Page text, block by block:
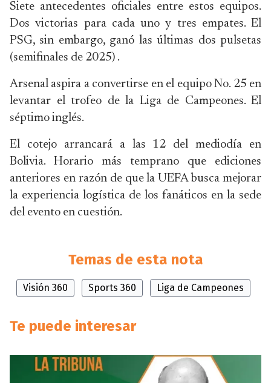
Siete antecedentes oficiales entre estos equipos.
Dos victorias para cada uno y tres empates. El
PSG, sin embargo, ganó las últimas dos pulsetas
(semifinales de 2025) .
Arsenal aspira a convertirse en el equipo No. 25 en
levantar el trofeo de la Liga de Campeones. El
séptimo inglés.
El cotejo arrancará a las 12 del mediodía en
Bolivia. Horario más temprano que ediciones
anteriores en razón de que la UEFA busca mejorar
la experiencia logística de los fanáticos en la sede
del evento en cuestión.
Temas de esta nota
Visión 360 Sports 360 Liga de Campeones
Te puede interesar